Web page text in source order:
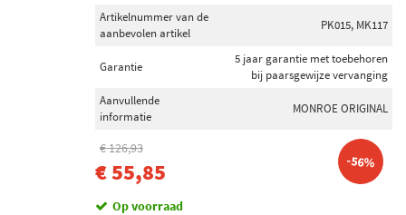
Artikelnummer van de
aanbevolen artikel
PK015, MK117
Garantie
5 jaar garantie met toebehoren
bij paarsgewijze vervanging
Aanvullende
informatie
MONROE ORIGINAL
€ 126,93
€ 55,85 -56%
Op voorraad